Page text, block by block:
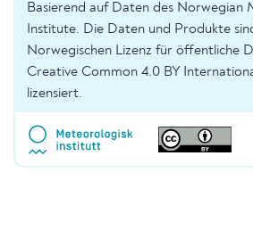
Basierend auf Daten des Norwegian
Institute. Die Daten und Produkte
Norwegischen Lizenz für öffentliche
Creative Common 4.0 BY
lizensiert.